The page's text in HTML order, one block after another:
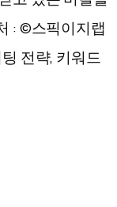
: ©스픽이지랩
전략, 키워드